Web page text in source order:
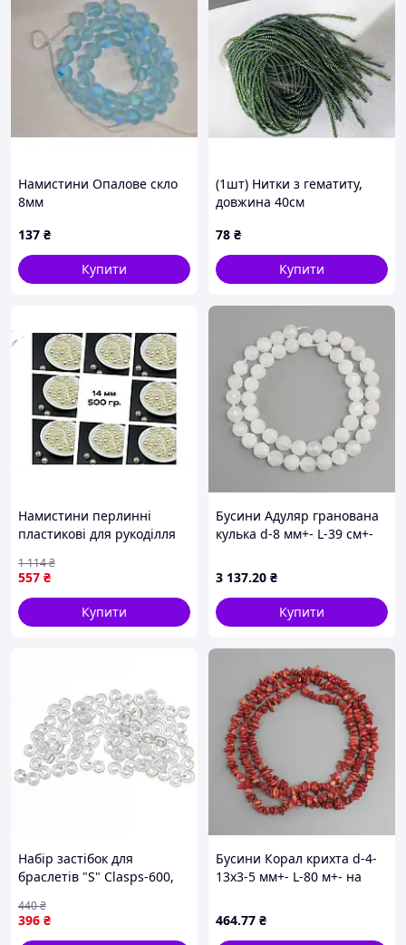
Намистини Опалове скло
8мм
137 ₴
Купити
(1шт) Нитки з гематиту,
довжина 40см
78 ₴
Купити
Намистини перлинні
пластикові для рукоділля
айворі 300 шт
557 ₴
1 114₴
Купити
Бусини Адуляр гранована
кулька d-8 мм+- L-39 см+-
3 137.20 ₴
Купити
Набір застібок для
браслетів "S" Clasps-600,
396 ₴
440₴
Бусини Корал крихта d-4-
13х3-5 мм+- L-80 м+- на
464.77 ₴